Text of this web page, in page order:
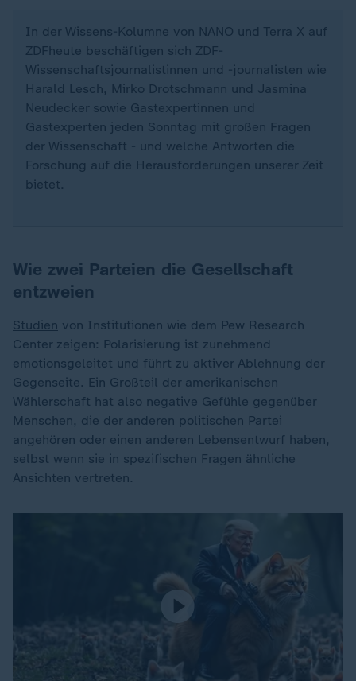
In der Wissens-Kolumne von NANO und Terra X auf
ZDFheute beschäftigen sich ZDF-
Wissenschaftsjournalistinnen und -journalisten wie
Harald Lesch, Mirko Drotschmann und Jasmina
Neudecker sowie Gastexpertinnen und
Gastexperten jeden Sonntag mit großen Fragen
der Wissenschaft - und welche Antworten die
Forschung auf die Herausforderungen unserer Zeit
bietet.
Wie zwei Parteien die Gesellschaft
entzweien
Studien von Institutionen wie dem Pew Research
Center zeigen: Polarisierung ist zunehmend
emotionsgeleitet und führt zu aktiver Ablehnung der
Gegenseite. Ein Großteil der amerikanischen
Wählerschaft hat also negative Gefühle gegenüber
Menschen, die der anderen politischen Partei
angehören oder einen anderen Lebensentwurf haben,
selbst wenn sie in spezifischen Fragen ähnliche
Ansichten vertreten.